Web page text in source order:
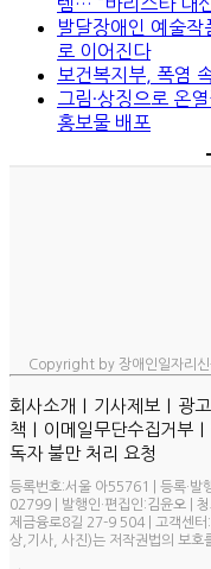
발달장애인 예술
로 이어진다
보건복지부, 폭염
그림·상징으로 온
홍보물 배포
Copyright by 장애인일자리
회사소개 ㅣ 기사제보 ㅣ 광
책 ㅣ 이메일무단수집거부 ㅣ
독자 불만 처리 요청
등록번호:서울 아55761 | 등록·
02799 | 발행인·편집인:김윤오 |
제금융로8길 27-9 504 | 고객센
상,기사, 사진)는 저작권법의 보호